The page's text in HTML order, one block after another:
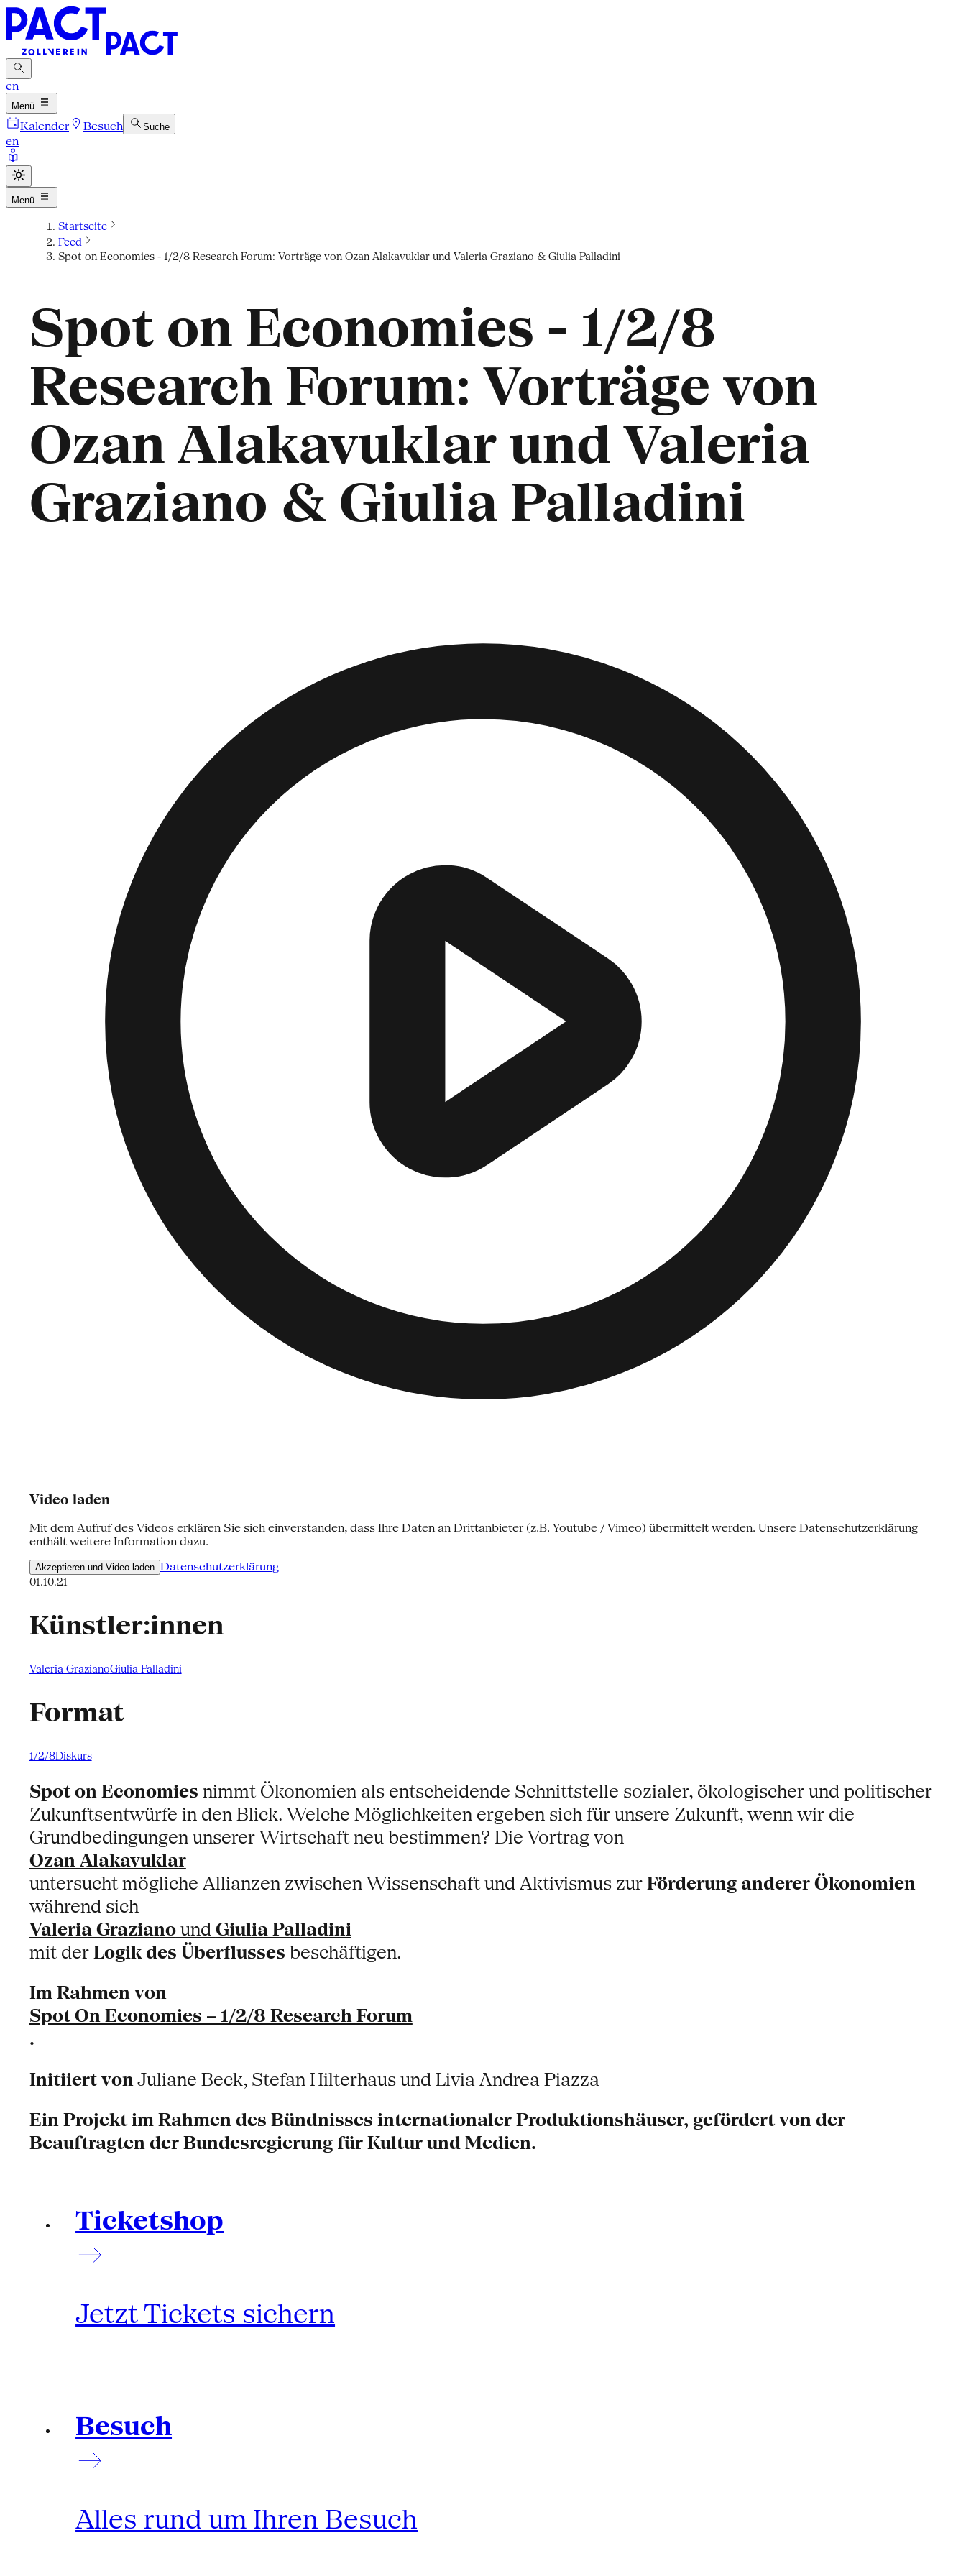
en
Menü
Kalender Besuch Suche
en
Menü
Startseite
Feed
Spot on Economies - 1/2/8 Research Forum: Vorträge von Ozan Alakavuklar und Valeria Graziano & Giulia Palladini
Spot on Economies - 1/2/8
Research Forum: Vorträge von
Ozan Alakavuklar und Valeria
Graziano & Giulia Palladini
Video laden
Mit dem Aufruf des Videos erklären Sie sich einverstanden, dass Ihre Daten an Drittanbieter (z.B. Youtube / Vimeo) übermittelt werden. Unsere Datenschutzerklärung
enthält weitere Information dazu.
Akzeptieren und Video laden Datenschutzerklärung
01.10.21
Künstler:innen
Valeria GrazianoGiulia Palladini
Format
1/2/8Diskurs
Spot on Economies nimmt Ökonomien als entscheidende Schnittstelle sozialer, ökologischer und politischer
Zukunftsentwürfe in den Blick. Welche Möglichkeiten ergeben sich für unsere Zukunft, wenn wir die
Grundbedingungen unserer Wirtschaft neu bestimmen? Die Vortrag von
Ozan Alakavuklar
untersucht mögliche Allianzen zwischen Wissenschaft und Aktivismus zur Förderung anderer Ökonomien
während sich
Valeria Grazianound Giulia Palladini
mit der Logik des Überflusses beschäftigen.
Im Rahmen von
Spot On Economies – 1/2/8 Research Forum
.
Initiiert vonJuliane Beck, Stefan Hilterhaus und Livia Andrea Piazza
Ein Projekt im Rahmen des Bündnisses internationaler Produktionshäuser, gefördert von der
Beauftragten der Bundesregierung für Kultur und Medien.
Ticketshop
Jetzt Tickets sichern
Besuch
Alles rund um Ihren Besuch